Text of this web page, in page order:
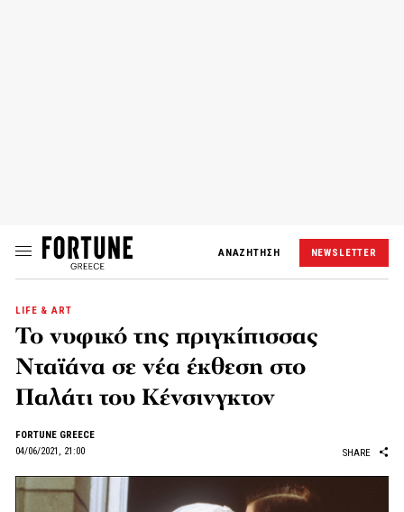
ΑΝΑΖΗΤΗΣΗ NEWSLETTER
LIFE & ART
Το νυφικό της πριγκίπισσας
Νταϊάνα σε νέα έκθεση στο
Παλάτι του Κένσινγκτον
FORTUNE GREECE
04/06/2021, 21:00
SHARE